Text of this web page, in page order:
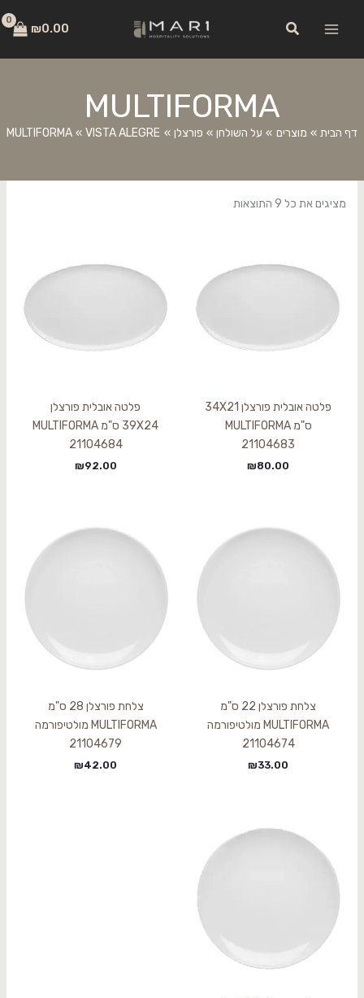
חיפוש ₪0.00
MULTIFORMA
דף הבית מוצרים על השולחן פורצלן VISTA ALEGRE
MULTIFORMA
מציגים את כל ⁦9⁩ התוצאות
פלטה אובלית פורצלן 34X21
ס"מ MULTIFORMA
21104683
₪80.00
פלטה אובלית פורצלן
39X24 ס"מ MULTIFORMA
21104684
₪92.00
צלחת פורצלן 22 ס"מ
MULTIFORMA מולטיפורמה
21104674
₪33.00
צלחת פורצלן 28 ס"מ
MULTIFORMA מולטיפורמה
21104679
₪42.00